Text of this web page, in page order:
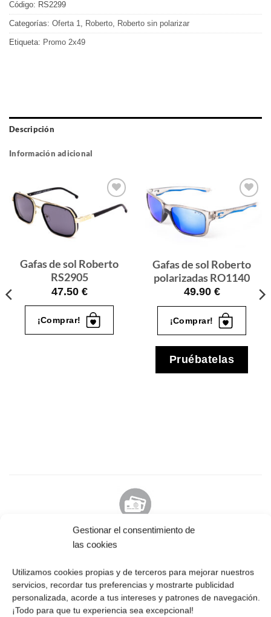
Gestionar el consentimiento de
las cookies
Utilizamos cookies propias y de terceros para mejorar nuestros
servicios, recordar tus preferencias y mostrarte publicidad
personalizada, acorde a tus intereses y patrones de navegación.
¡Todo para que tu experiencia sea excepcional!
Código: RS2299
Categorías: Oferta 1, Roberto, Roberto sin polarizar
Etiqueta: Promo 2x49
Descripción
Información adicional
Gafas
de sol
Gafas de sol Roberto
RS2905
47.50 €
¡Comprar!
Gafas
de sol
Gafas de sol Roberto
polarizadas RO1140
49.90 €
¡Comprar!
Pruébatelas
PAGO SEGURO
reembolso.